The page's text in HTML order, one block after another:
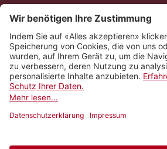
Kontakt
Impressum
Rechtliches
Netiquette